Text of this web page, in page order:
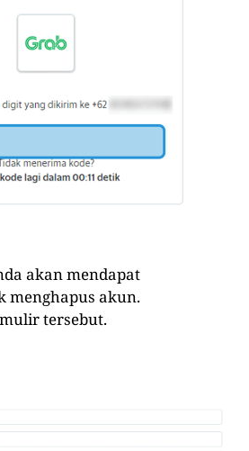
akan mendapat
akun.
tersebut.